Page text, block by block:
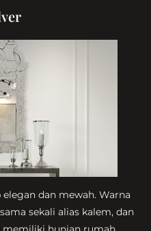
dan mewah. Warna
sekali alias kalem, dan